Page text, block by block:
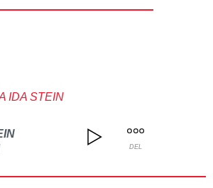
IDA STEIN
DEL